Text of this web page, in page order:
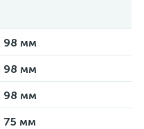
98 мм
98 мм
98 мм
75 мм